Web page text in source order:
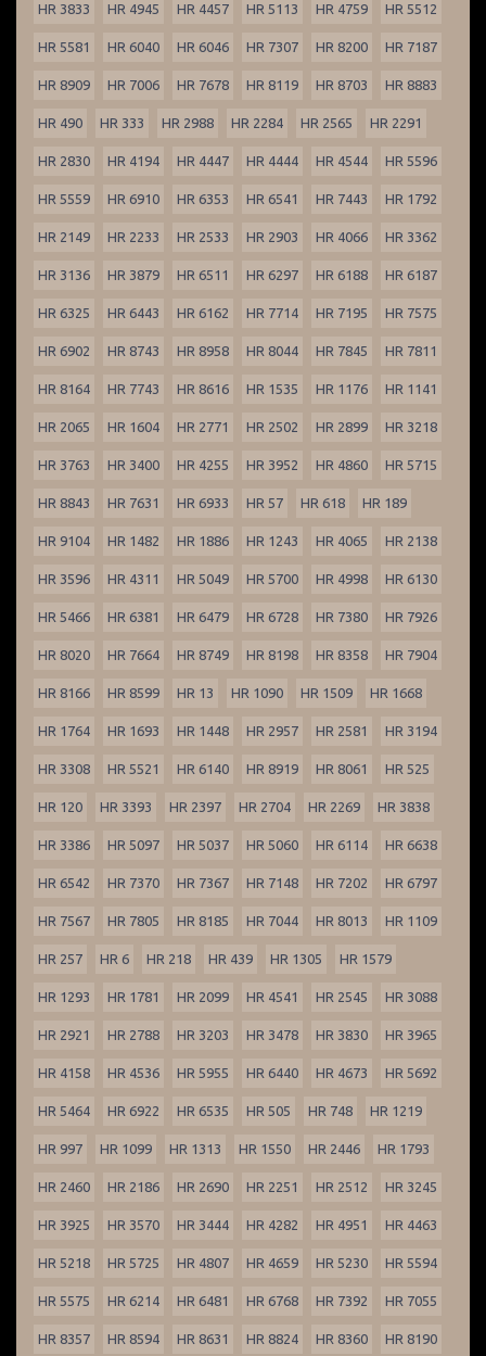
HR 3833 HR 4945 HR 4457 HR 5113 HR 4759 HR 5512
HR 5581 HR 6040 HR 6046 HR 7307 HR 8200 HR 7187
HR 8909 HR 7006 HR 7678 HR 8119 HR 8703 HR 8883
HR 490 HR 333 HR 2988 HR 2284 HR 2565 HR 2291
HR 2830 HR 4194 HR 4447 HR 4444 HR 4544 HR 5596
HR 5559 HR 6910 HR 6353 HR 6541 HR 7443 HR 1792
HR 2149 HR 2233 HR 2533 HR 2903 HR 4066 HR 3362
HR 3136 HR 3879 HR 6511 HR 6297 HR 6188 HR 6187
HR 6325 HR 6443 HR 6162 HR 7714 HR 7195 HR 7575
HR 6902 HR 8743 HR 8958 HR 8044 HR 7845 HR 7811
HR 8164 HR 7743 HR 8616 HR 1535 HR 1176 HR 1141
HR 2065 HR 1604 HR 2771 HR 2502 HR 2899 HR 3218
HR 3763 HR 3400 HR 4255 HR 3952 HR 4860 HR 5715
HR 8843 HR 7631 HR 6933 HR 57 HR 618 HR 189
HR 9104 HR 1482 HR 1886 HR 1243 HR 4065 HR 2138
HR 3596 HR 4311 HR 5049 HR 5700 HR 4998 HR 6130
HR 5466 HR 6381 HR 6479 HR 6728 HR 7380 HR 7926
HR 8020 HR 7664 HR 8749 HR 8198 HR 8358 HR 7904
HR 8166 HR 8599 HR 13 HR 1090 HR 1509 HR 1668
HR 1764 HR 1693 HR 1448 HR 2957 HR 2581 HR 3194
HR 3308 HR 5521 HR 6140 HR 8919 HR 8061 HR 525
HR 120 HR 3393 HR 2397 HR 2704 HR 2269 HR 3838
HR 3386 HR 5097 HR 5037 HR 5060 HR 6114 HR 6638
HR 6542 HR 7370 HR 7367 HR 7148 HR 7202 HR 6797
HR 7567 HR 7805 HR 8185 HR 7044 HR 8013 HR 1109
HR 257 HR 6 HR 218 HR 439 HR 1305 HR 1579
HR 1293 HR 1781 HR 2099 HR 4541 HR 2545 HR 3088
HR 2921 HR 2788 HR 3203 HR 3478 HR 3830 HR 3965
HR 4158 HR 4536 HR 5955 HR 6440 HR 4673 HR 5692
HR 5464 HR 6922 HR 6535 HR 505 HR 748 HR 1219
HR 997 HR 1099 HR 1313 HR 1550 HR 2446 HR 1793
HR 2460 HR 2186 HR 2690 HR 2251 HR 2512 HR 3245
HR 3925 HR 3570 HR 3444 HR 4282 HR 4951 HR 4463
HR 5218 HR 5725 HR 4807 HR 4659 HR 5230 HR 5594
HR 5575 HR 6214 HR 6481 HR 6768 HR 7392 HR 7055
HR 8357 HR 8594 HR 8631 HR 8824 HR 8360 HR 8190